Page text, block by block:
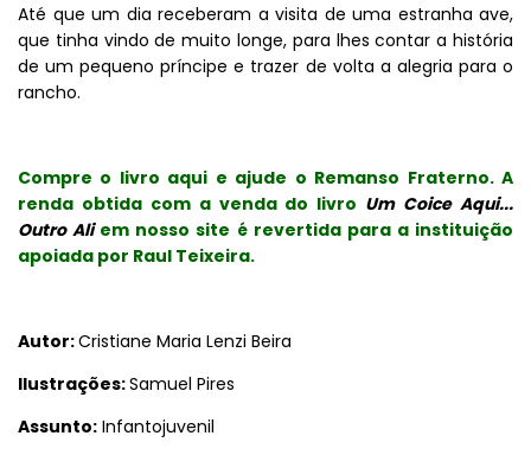
Até que um dia receberam a visita de uma estranha ave,
que tinha vindo de muito longe, para lhes contar a história
de um pequeno príncipe e trazer de volta a alegria para o
rancho.
Compre o livro aqui e ajude o Remanso Fraterno. A
renda obtida com a venda do livro Um Coice Aqui...
Outro Aliem nosso site é revertida para a instituição
apoiada por Raul Teixeira.
Autor:Cristiane Maria Lenzi Beira
Ilustrações:Samuel Pires
Assunto: Infantojuvenil